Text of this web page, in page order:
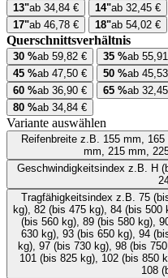
13"ab 34,84 € 14"ab 32,45 €
17"ab 46,78 € 18"ab 54,02 €
Querschnittsverhältnis
30 %ab 59,82 € 35 %ab
45 %ab 47,50 € 50 %ab
60 %ab 36,90 € 65 %ab
80 %ab 34,84 €
Variante auswählen
Reifenbreitez.B. 155 mm, 165 mm, 175 mm, 185 mm, 195 mm, 205
mm, 215 mm,
Geschwindigkeitsindex
Tragfähigkeitsindex
kg), 82 (bis 475 kg), 84 (bis
(bis 560 kg), 89 (bis 580 kg),
630 kg), 93 (bis 650 kg), 94
kg), 97 (bis 730 kg), 98 (bis
101 (bis 825 kg), 102 (bis 850
108